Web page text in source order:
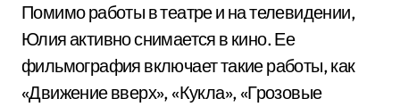
Помимо работы в театре и на телевидении,
Юлия активно снимается в кино. Ее
фильмография включает такие работы, как
«Движение вверх», «Кукла», «Грозовые